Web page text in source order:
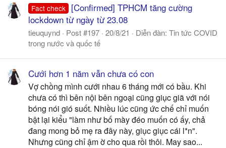
Fact check
[Confirmed] TPHCM tăng cường
lockdown từ ngày từ 23.08
tieuquynd Post #197 20/8/21 Diễn đàn: Tin tức COVID
trong nước và quốc tế
Cưới hơn 1 năm vẫn chưa có con
Vợ chồng mình cưới nhau 6 tháng mới có bầu. Khi
chưa có thì bên nội bên ngoại cũng giục giã với nói
bóng nói gió suốt. Nhiều lúc cũng ức chế chỉ muốn
bật lại kiểu "làm như bố mày đéo muốn có ấy, chả
đang mong bỏ mẹ ra đây này, giục giục cái l*n".
Nhưng cũng chỉ ậm ờ cho qua rồi thôi. May sao...